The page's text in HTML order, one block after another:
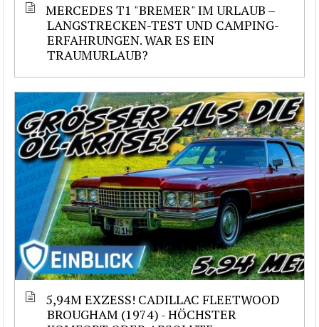
MERCEDES T1 "BREMER" IM URLAUB –
LANGSTRECKEN-TEST UND CAMPING-
ERFAHRUNGEN. WAR ES EIN
TRAUMURLAUB?
5,94M EXZESS! CADILLAC FLEETWOOD
BROUGHAM (1974) - HÖCHSTER